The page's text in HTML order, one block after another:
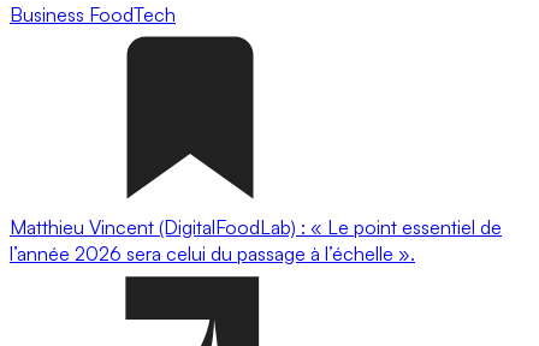
Business FoodTech
Matthieu Vincent (DigitalFoodLab) : « Le point essentiel de
l’année 2026 sera celui du passage à l’échelle ».